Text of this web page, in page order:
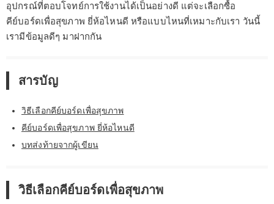
อุปกรณ์ที่ตอบโจทย์การใช้งานได้เป็นอย่างดี แต่จะเลือกซื้อ
คีย์บอร์ดเพื่อสุขภาพ ยี่ห้อไหนดี หรือแบบไหนที่เหมาะกับเรา วันนี้
เรามีข้อมูลดีๆ มาฝากกัน
สารบัญ
วิธีเลือกคีย์บอร์ดเพื่อสุขภาพ
คีย์บอร์ดเพื่อสุขภาพ ยี่ห้อไหนดี
บทส่งท้ายจากผู้เขียน
วิธีเลือกคีย์บอร์ดเพื่อสุขภาพ